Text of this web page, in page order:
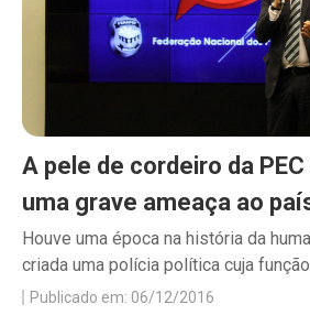
A pele de cordeiro da
uma grave ameaça ao
Houve uma época na história da
criada uma polícia política cuja função
Publicado em: 06/12/2016